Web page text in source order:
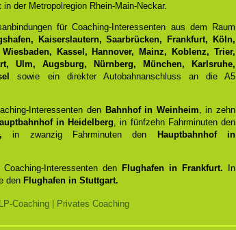
der Metropolregion Rhein-Main-Neckar.
für Coaching-Interessenten aus dem Raum
Kaiserslautern, Saarbrücken, Frankfurt, Köln,
Kassel, Hannover, Mainz, Koblenz, Trier,
Ulm, Augsburg, Nürnberg, München, Karlsruhe,
sowie ein direkter Autobahnanschluss an die A5
Interessenten den Bahnhof in Weinheim, in zehn
in Heidelberg, in fünfzehn Fahrminuten den
in zwanzig Fahrminuten den
Hauptbahnhof in
Interessenten den Flughafen in Frankfurt.
In
den Flughafen in Stuttgart.
Coaching | Privates Coaching